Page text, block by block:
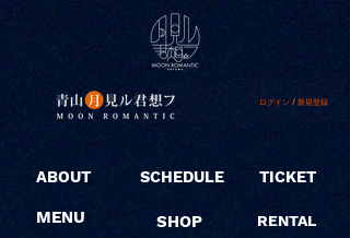
ログイン / 新規登録
ABOUT
MENU
SCHEDULE
SHOP
TICKET
RENTAL